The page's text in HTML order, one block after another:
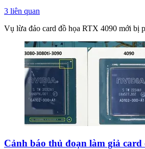
3 liên quan
Vụ lừa đảo card đồ họa RTX 4090 mới bị
Cảnh báo thủ đoạn làm giả card